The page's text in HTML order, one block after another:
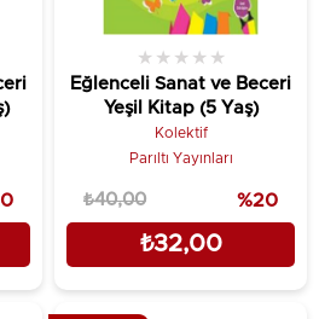
Eğlenceli Sanat ve Beceri
Yeşil Kitap (5 Yaş)
★ ★ ★ ★ ★
Kolektif
Parıltı Yayınları
₺32,00
₺40,00 %20